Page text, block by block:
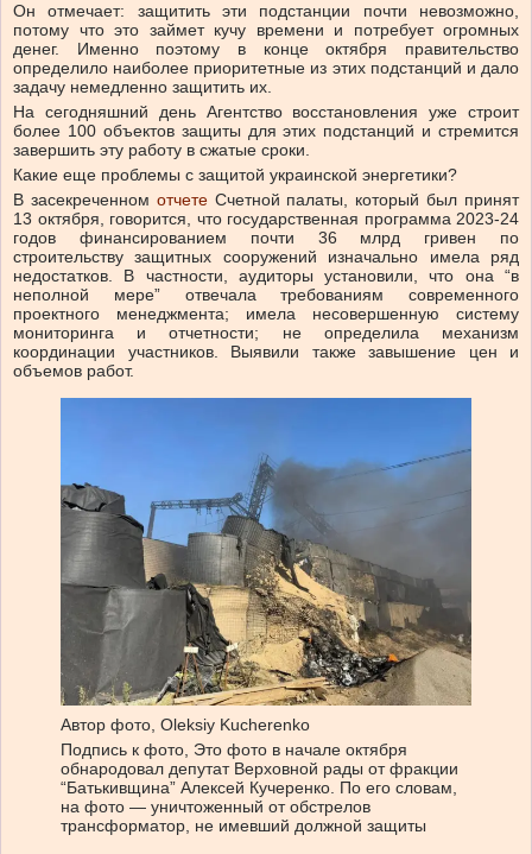
Он отмечает: защитить эти подстанции почти невозможно,
потому что это займет кучу времени и потребует огромных
денег. Именно поэтому в конце октября правительство
определило наиболее приоритетные из этих подстанций и дало
задачу немедленно защитить их.
На сегодняшний день Агентство восстановления уже строит
более 100 объектов защиты для этих подстанций и стремится
завершить эту работу в сжатые сроки.
Какие еще проблемы с защитой украинской энергетики?
В засекреченном отчетеСчетной палаты, который был принят
13 октября, говорится, что государственная программа 2023-24
годов финансированием почти 36 млрд гривен по
строительству защитных сооружений изначально имела ряд
недостатков. В частности, аудиторы установили, что она “в
неполной мере” отвечала требованиям современного
проектного менеджмента; имела несовершенную систему
мониторинга и отчетности; не определила механизм
координации участников. Выявили также завышение цен и
объемов работ.
Автор фото, Oleksiy Kucherenko
Подпись к фото, Это фото в начале октября
обнародовал депутат Верховной рады от фракции
“Батькивщина” Алексей Кучеренко. По его словам,
на фото — уничтоженный от обстрелов
трансформатор, не имевший должной защиты